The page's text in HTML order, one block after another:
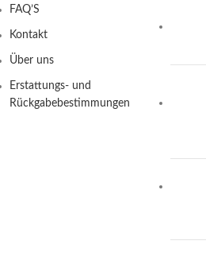
FAQ’S
Kontakt
Über uns
Erstattungs- und
Rückgabebestimmungen